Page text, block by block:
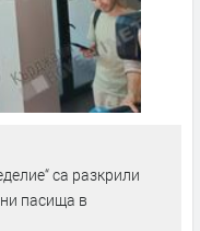
са разкрили
пасища в